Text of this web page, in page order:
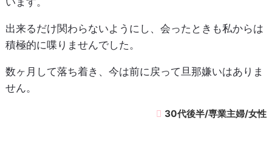
出来るだけ関わらないようにし、会ったときも私からは
積極的に喋りませんでした。
数ヶ月して落ち着き、今は前に戻って旦那嫌いはありま
せん。
30代後半/専業主婦/女性